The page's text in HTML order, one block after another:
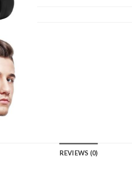
REVIEWS (0)